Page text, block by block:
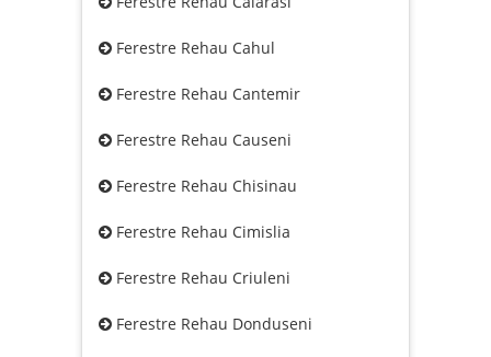
Ferestre Rehau Cahul
Ferestre Rehau Cantemir
Ferestre Rehau Causeni
Ferestre Rehau Chisinau
Ferestre Rehau Cimislia
Ferestre Rehau Criuleni
Ferestre Rehau Donduseni